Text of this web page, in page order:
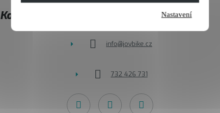
Nastavení
t
í
Kontakt
info@joybike.cz
732 426 731